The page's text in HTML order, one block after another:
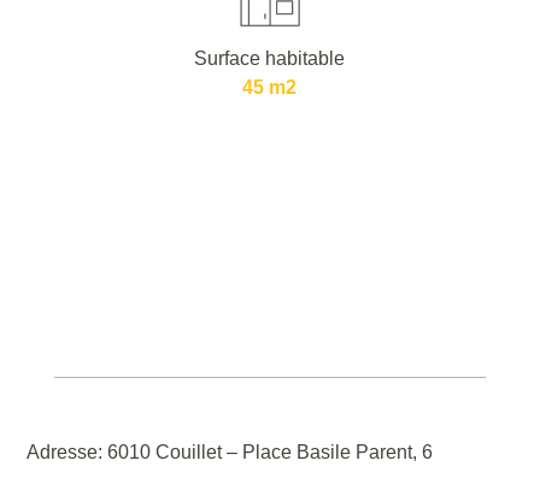
Surface habitable
45 m2
Adresse: 6010 Couillet – Place Basile Parent, 6